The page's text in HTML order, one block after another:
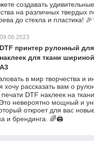
создавать
на различных твердых
до стекла и пластика!
09.06.2023
DTF принтер рулонный
наклеек для ткани
А3
в мир творчества и
хочу рассказать вам о
DTF наклеек на
невероятно мощный и
откроет для вас
и брендинга. 🌈🖨️